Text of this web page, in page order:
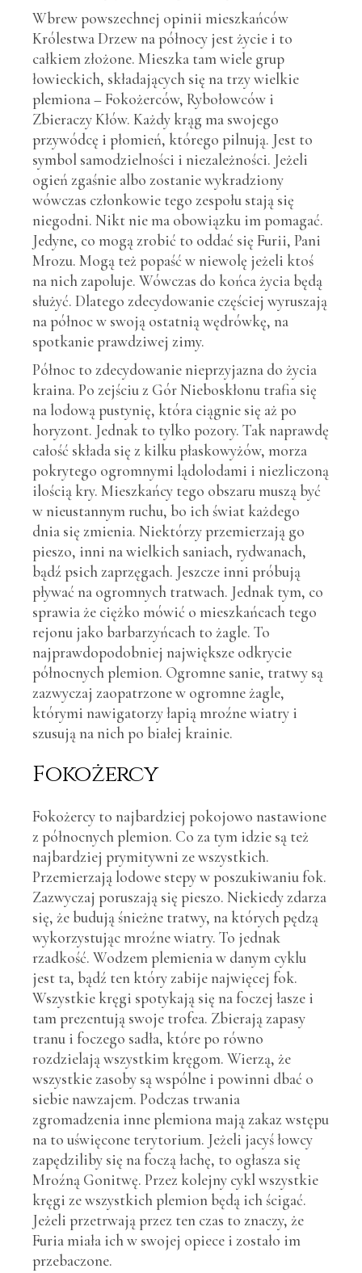
Wbrew powszechnej opinii mieszkańców
Królestwa Drzew na północy jest życie i to
całkiem złożone. Mieszka tam wiele grup
łowieckich, składających się na trzy wielkie
plemiona – Fokożerców, Rybołowców i
Zbieraczy Kłów. Każdy krąg ma swojego
przywódcę i płomień, którego pilnują. Jest to
symbol samodzielności i niezależności. Jeżeli
ogień zgaśnie albo zostanie wykradziony
wówczas członkowie tego zespołu stają się
niegodni. Nikt nie ma obowiązku im pomagać.
Jedyne, co mogą zrobić to oddać się Furii, Pani
Mrozu. Mogą też popaść w niewolę jeżeli ktoś
na nich zapoluje. Wówczas do końca życia będą
służyć. Dlatego zdecydowanie częściej wyruszają
na północ w swoją ostatnią wędrówkę, na
spotkanie prawdziwej zimy.
Północ to zdecydowanie nieprzyjazna do życia
kraina. Po zejściu z Gór Nieboskłonu trafia się
na lodową pustynię, która ciągnie się aż po
horyzont. Jednak to tylko pozory. Tak naprawdę
całość składa się z kilku płaskowyżów, morza
pokrytego ogromnymi lądolodami i niezliczoną
ilością kry. Mieszkańcy tego obszaru muszą być
w nieustannym ruchu, bo ich świat każdego
dnia się zmienia. Niektórzy przemierzają go
pieszo, inni na wielkich saniach, rydwanach,
bądź psich zaprzęgach. Jeszcze inni próbują
pływać na ogromnych tratwach. Jednak tym, co
sprawia że ciężko mówić o mieszkańcach tego
rejonu jako barbarzyńcach to żagle. To
najprawdopodobniej największe odkrycie
północnych plemion. Ogromne sanie, tratwy są
zazwyczaj zaopatrzone w ogromne żagle,
którymi nawigatorzy łapią mroźne wiatry i
szusują na nich po białej krainie.
Fokożercy
Fokożercy to najbardziej pokojowo nastawione
z północnych plemion. Co za tym idzie są też
najbardziej prymitywni ze wszystkich.
Przemierzają lodowe stepy w poszukiwaniu fok.
Zazwyczaj poruszają się pieszo. Niekiedy zdarza
się, że budują śnieżne tratwy, na których pędzą
wykorzystując mroźne wiatry. To jednak
rzadkość. Wodzem plemienia w danym cyklu
jest ta, bądź ten który zabije najwięcej fok.
Wszystkie kręgi spotykają się na foczej łasze i
tam prezentują swoje trofea. Zbierają zapasy
tranu i foczego sadła, które po równo
rozdzielają wszystkim kręgom. Wierzą, że
wszystkie zasoby są wspólne i powinni dbać o
siebie nawzajem. Podczas trwania
zgromadzenia inne plemiona mają zakaz wstępu
na to uświęcone terytorium. Jeżeli jacyś łowcy
zapędziliby się na foczą łachę, to ogłasza się
Mroźną Gonitwę. Przez kolejny cykl wszystkie
kręgi ze wszystkich plemion będą ich ścigać.
Jeżeli przetrwają przez ten czas to znaczy, że
Furia miała ich w swojej opiece i zostało im
przebaczone.